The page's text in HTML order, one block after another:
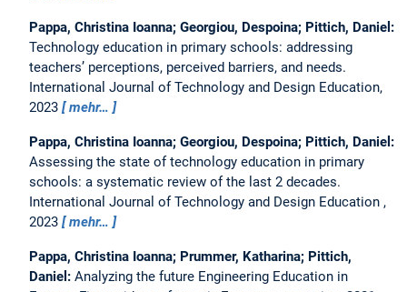
Pappa, Christina Ioanna; Georgiou, Despoina; Pittich, Daniel:
Technology education in primary schools: addressing
teachers’ perceptions, perceived barriers, and needs.
International Journal of Technology and Design Education,
2023
mehr…
Pappa, Christina Ioanna; Georgiou, Despoina; Pittich, Daniel:
Assessing the state of technology education in primary
schools: a systematic review of the last 2 decades.
International Journal of Technology and Design Education ,
2023
mehr…
Pappa, Christina Ioanna; Prummer, Katharina; Pittich,
Daniel: Analyzing the future Engineering Education in